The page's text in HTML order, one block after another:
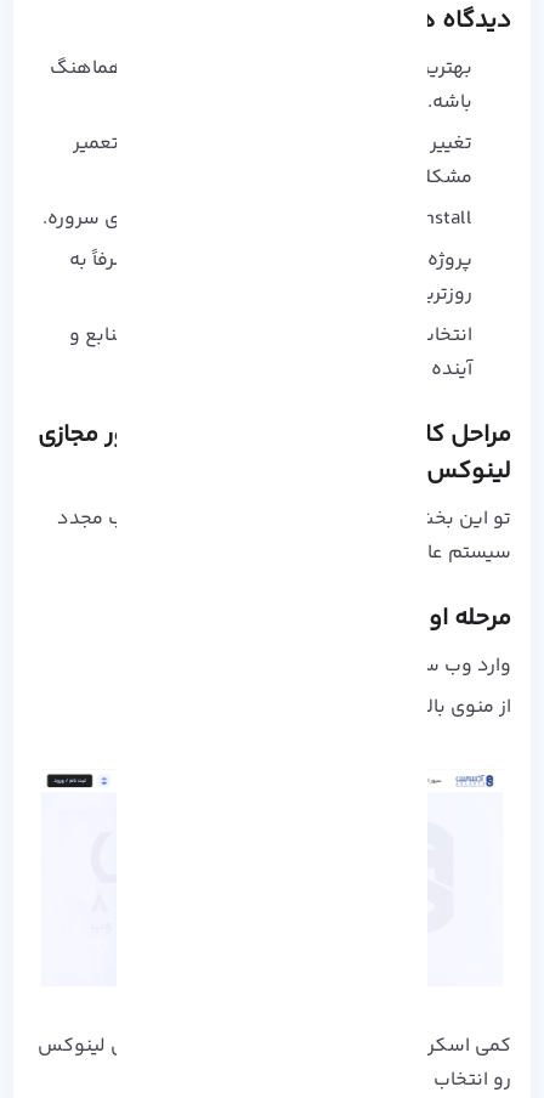
دیدگاه‌ های منحصر‌ به‌ فرد
بهترین توزیع، همونیه که با نیاز پروژه شما هماهنگ
باشه.
تغییر سیستم‌ عامل گاهی بهتر و سریع‌ تر از تعمیر
مشکلات قدیمیه.
Reinstall یک شروع تمیز و فرصت بهینه‌ سازی سروره.
پروژه‌ های حساس به پایداری نیاز دارن، نه صرفاً به‌
روزترین نسخه‌ ها.
انتخاب توزیع باید بر اساس نوع کار، مصرف منابع و
آینده پروژه باشه.
مراحل کامل تغییر سیستم عامل در سرور مجازی
لینوکس آذرسیس
تو این بخش، کل فرآیند خرید، ورود به پنل و نصب مجدد
سیستم‌ عامل رو مرحله‌ به‌ مرحله توضیح میدیم:
مرحله اول: انتخاب و خرید سرور مجازی
وارد وب‌ سایت آذرسیس بشید.
از منوی بالای سایت روی سرور مجازی کلیک کنید.
کمی اسکرول کنید و از بین گزینه‌ ها، سرور مجازی لینوکس
رو انتخاب کرده و روی «مشاهده و خرید» بزنید.